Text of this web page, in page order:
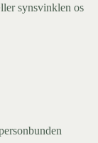
synsvinklen os